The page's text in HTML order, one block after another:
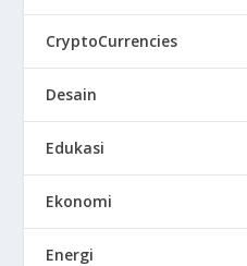
CryptoCurrencies
Desain
Edukasi
Ekonomi
Energi